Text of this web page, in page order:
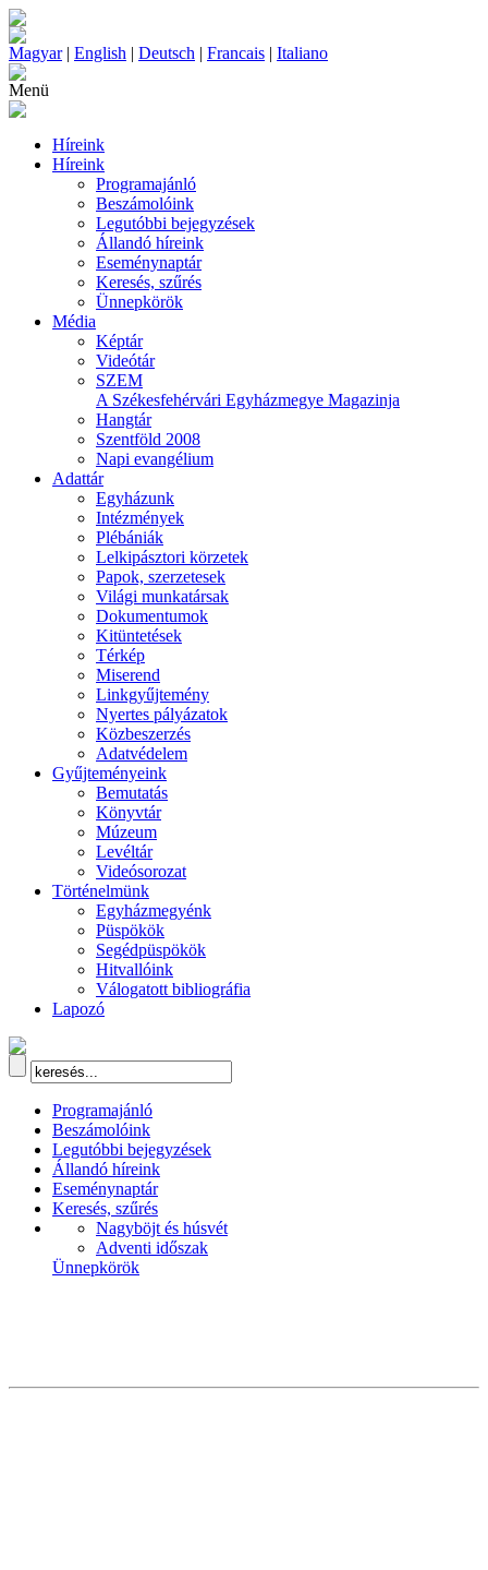
Magyar| English | Deutsch | Francais | Italiano
Menü
Híreink
Híreink
Programajánló
Beszámolóink
Legutóbbi bejegyzések
Állandó híreink
Eseménynaptár
Keresés, szűrés
Ünnepkörök
Média
Képtár
Videótár
SZEM
A Székesfehérvári Egyházmegye Magazinja
Hangtár
Szentföld 2008
Napi evangélium
Adattár
Egyházunk
Intézmények
Plébániák
Lelkipásztori körzetek
Papok, szerzetesek
Világi munkatársak
Dokumentumok
Kitüntetések
Térkép
Miserend
Linkgyűjtemény
Nyertes pályázatok
Közbeszerzés
Adatvédelem
Gyűjteményeink
Bemutatás
Könyvtár
Múzeum
Levéltár
Videósorozat
Történelmünk
Egyházmegyénk
Püspökök
Segédpüspökök
Hitvallóink
Válogatott bibliográfia
Lapozó
Programajánló
Beszámolóink
Legutóbbi bejegyzések
Állandó híreink
Eseménynaptár
Keresés, szűrés
Nagyböjt és húsvét
Adventi időszak
Ünnepkörök